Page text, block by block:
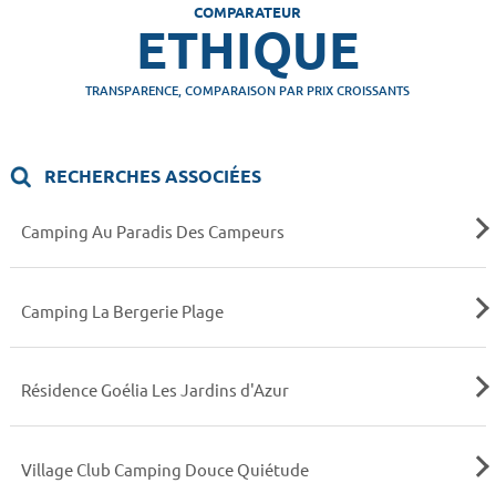
COMPARATEUR
ETHIQUE
TRANSPARENCE, COMPARAISON PAR PRIX CROISSANTS
RECHERCHES ASSOCIÉES
Camping Au Paradis Des Campeurs
Camping La Bergerie Plage
Résidence Goélia Les Jardins d'Azur
Village Club Camping Douce Quiétude